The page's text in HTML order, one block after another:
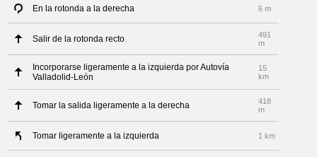
En la rotonda a la derecha 6 m
Salir de la rotonda recto
491
m
Incorporarse ligeramente a la izquierda por Autovía
Valladolid-León
15
km
Tomar la salida ligeramente a la derecha
418
m
Tomar ligeramente a la izquierda 1 km